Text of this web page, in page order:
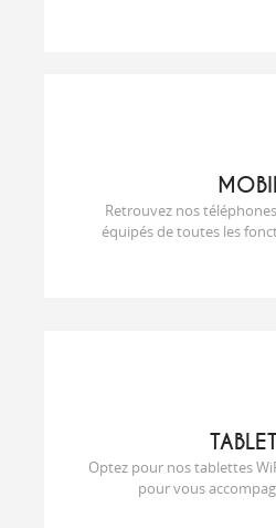
Retrouvez nos
équipés de toutes les
Optez pour nos tablettes
pour vous